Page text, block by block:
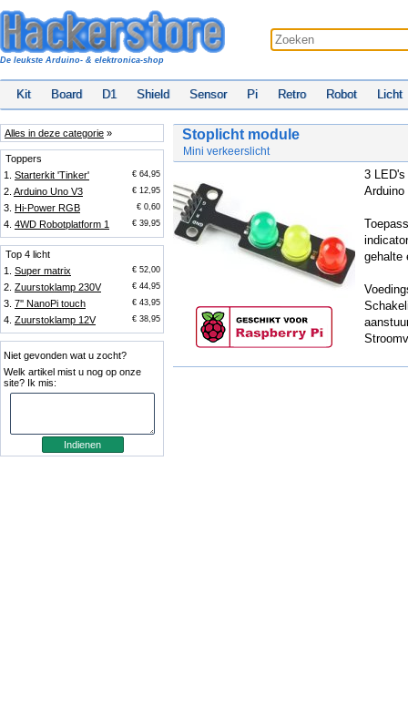
De leukste Arduino- & elektronica-shop
Kit Board D1 Shield Sensor Pi Retro Robot Licht
Alles in deze categorie »
Toppers
1. Starterkit 'Tinker' € 64,95
2. Arduino Uno V3 € 12,95
3. Hi-Power RGB € 0,60
4. 4WD Robotplatform 1 € 39,95
Top 4 licht
1. Super matrix € 52,00
2. Zuurstoklamp 230V € 44,95
3. 7'' NanoPi touch € 43,95
4. Zuurstoklamp 12V € 38,95
Niet gevonden wat u zocht?
Welk artikel mist u nog op onze
site? Ik mis:
Stoplicht module
Mini verkeerslicht
3 LED's
gehalte